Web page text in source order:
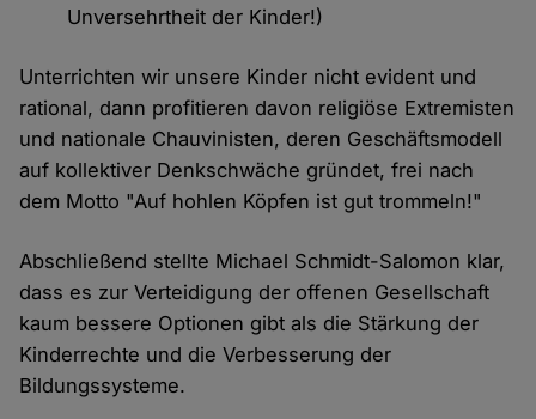
Unversehrtheit der Kinder!)
Unterrichten wir unsere Kinder nicht evident und
rational, dann profitieren davon religiöse Extremisten
und nationale Chauvinisten, deren Geschäftsmodell
auf kollektiver Denkschwäche gründet, frei nach
dem Motto "Auf hohlen Köpfen ist gut trommeln!"
Abschließend stellte Michael Schmidt-Salomon klar,
dass es zur Verteidigung der offenen Gesellschaft
kaum bessere Optionen gibt als die Stärkung der
Kinderrechte und die Verbesserung der
Bildungssysteme.